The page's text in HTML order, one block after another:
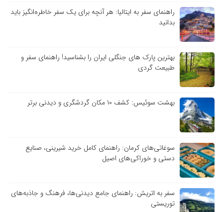
راهنمای سفر به ایتالیا: هر آنچه برای یک سفر خاطره‌انگیز باید
بدانید
بهترین پارک های جنگلی ایران را بشناسید! راهنمای سفر و
طبیعت گردی
بهشت سوئیس: کشف ۱۰ مکان گردشگری و دیدنی برتر
سوغاتی‌های کرمان: راهنمای کامل خرید شیرینی، صنایع
دستی و خوراکی‌های اصیل
سفر به اتریش: راهنمای جامع دیدنی‌ها، فرهنگ و جاذبه‌های
توریستی